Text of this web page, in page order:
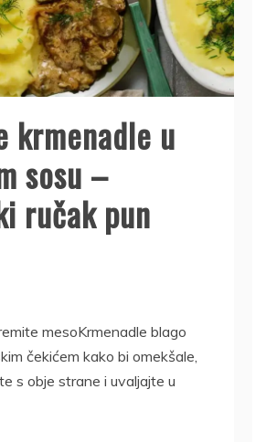
krmenadle u
sosu –
ručak pun
mesoKrmenadle blago
čekićem kako bi omekšale,
s obje strane i uvaljajte u